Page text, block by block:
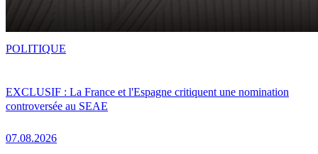
EXCLUSIF : La France et l'Espagne critiquent une nomination
controversée au SEAE
07.08.2026
POLITIQUE